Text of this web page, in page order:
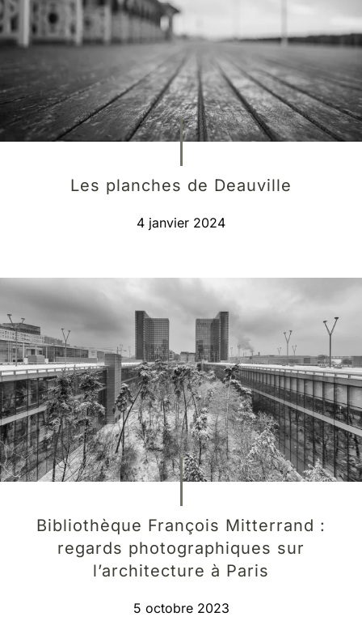
Les planches de Deauville
4 janvier 2024
Bibliothèque François Mitterrand :
regards photographiques sur
l’architecture à Paris
5 octobre 2023